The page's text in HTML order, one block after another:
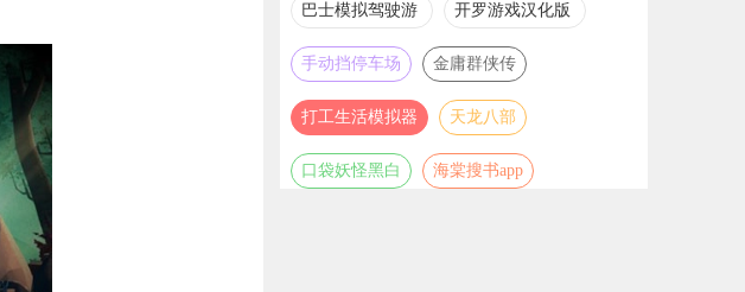
巴士模拟驾驶游
戏合集
开罗游戏汉化版
大全
手动挡停车场
金庸群侠传
打工生活模拟器 天龙八部
口袋妖怪黑白 海棠搜书app